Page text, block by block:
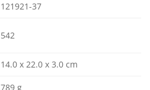
121921-37
542
14.0 x 22.0 x 3.0 cm
789 g